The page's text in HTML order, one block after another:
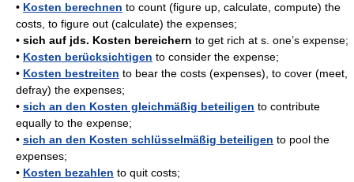
• Kosten berechnen to count (figure up, calculate, compute) the
costs, to figure out (calculate) the expenses;
• sich auf jds. Kosten bereichern to get rich at s. one’s expense;
• Kosten berücksichtigen to consider the expense;
• Kosten bestreiten to bear the costs (expenses), to cover (meet,
defray) the expenses;
• sich an den Kosten gleichmäßig beteiligen to contribute
equally to the expense;
• sich an den Kosten schlüsselmäßig beteiligen to pool the
expenses;
• Kosten bezahlen to quit costs;